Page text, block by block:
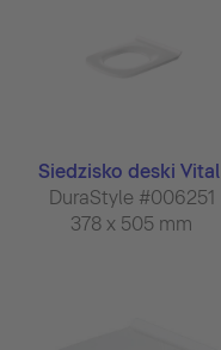
Siedzisko deski Vital
DuraStyle #006251
378 x 505 mm